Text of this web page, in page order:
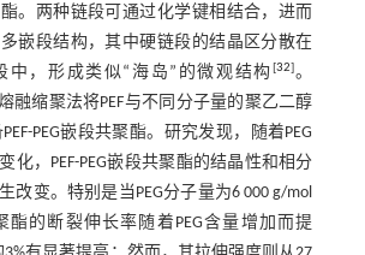
。两种链段可通过化学键相结合，进而
嵌段结构，其中硬链段的结晶区分散在
中，形成类似“海岛”的微观结构 [32]。
融缩聚法将PEF与不同分子量的聚乙二醇
PEG嵌段共聚酯。研究发现，随着PEG
化，PEF-PEG嵌段共聚酯的结晶性和相分
改变。特别是当PEG分子量为6 000 g/mol
聚酯的断裂伸长率随着PEG含量增加而提